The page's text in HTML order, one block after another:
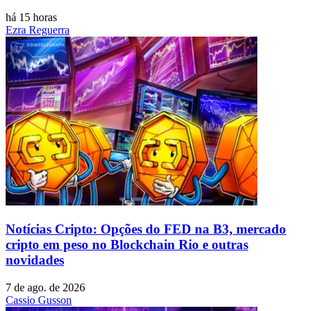
há 15 horas
Ezra Reguerra
Notícias Cripto: Opções do FED na B3, mercado
cripto em peso no Blockchain Rio e outras
novidades
7 de ago. de 2026
Cassio Gusson